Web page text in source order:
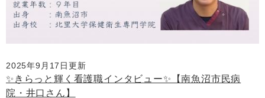
2025年9月17日更新
✨きらっと輝く看護職インタビュー✨【南魚沼市民病
院・井口さん】